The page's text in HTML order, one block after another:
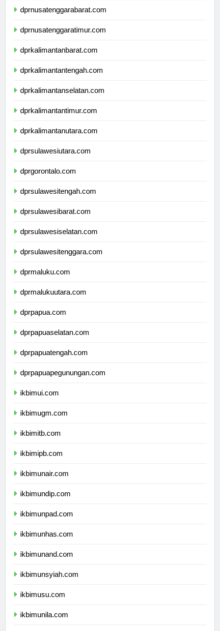
dprnusatenggarabarat.com
dprnusatenggaratimur.com
dprkalimantanbarat.com
dprkalimantantengah.com
dprkalimantanselatan.com
dprkalimantantimur.com
dprkalimantanutara.com
dprsulawesiutara.com
dprgorontalo.com
dprsulawesitengah.com
dprsulawesibarat.com
dprsulawesiselatan.com
dprsulawesitenggara.com
dprmaluku.com
dprmalukuutara.com
dprpapua.com
dprpapuaselatan.com
dprpapuatengah.com
dprpapuapegunungan.com
ikbimui.com
ikbimugm.com
ikbimitb.com
ikbimipb.com
ikbimunair.com
ikbimundip.com
ikbimunpad.com
ikbimunhas.com
ikbimunand.com
ikbimunsyiah.com
ikbimusu.com
ikbimunila.com